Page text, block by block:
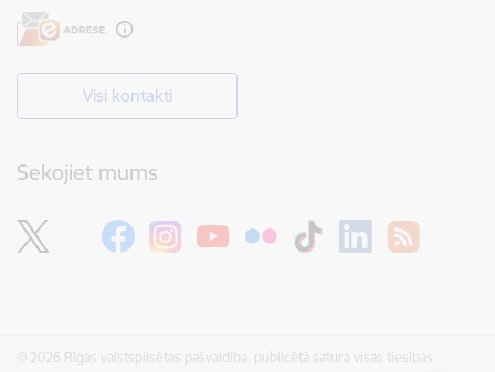
Visi kontakti
Sekojiet mums
© 2026 Rīgas valstspilsētas pašvaldība, publicētā satura visas tiesības